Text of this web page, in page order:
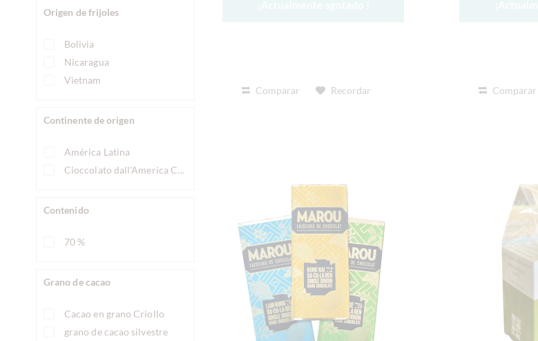
Origen de frijoles
Bolivia
Nicaragua
Vietnam
Continente de origen
América Latina
Cioccolato dall'America Centrale
Contenido
70 %
Grano de cacao
Cacao en grano Criollo
grano de cacao silvestre
Comparar Recordar Comparar